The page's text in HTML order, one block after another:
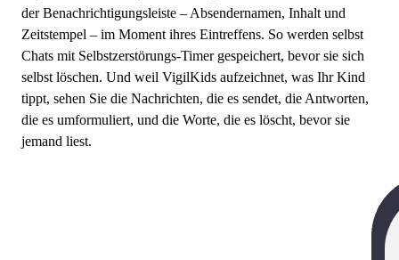
der Benachrichtigungsleiste – Absendernamen, Inhalt und
Zeitstempel – im Moment ihres Eintreffens. So werden selbst
Chats mit Selbstzerstörungs-Timer gespeichert, bevor sie sich
selbst löschen. Und weil VigilKids aufzeichnet, was Ihr Kind
tippt, sehen Sie die Nachrichten, die es sendet, die Antworten,
die es umformuliert, und die Worte, die es löscht, bevor sie
jemand liest.